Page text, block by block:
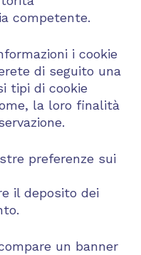
competente.
i cookie
di seguito una
tipi di cookie
la loro finalità
preferenze sui
il deposito dei
un banner